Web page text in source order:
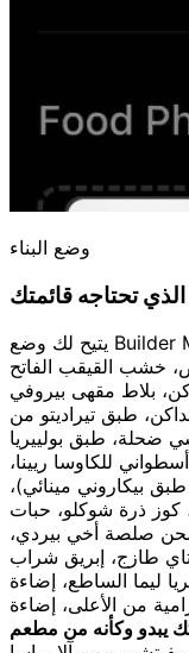
وضع البناء
تحتاجه قائمتك
يتيح لك وضع Builder Mode تأليف مشهد بيروفي كامل قرارًا تلو
خشب القيقب الفاتح
بلاط مقهى بيروفي
طبق تيراديتو من
ضحلة، طبق بولييريا
للكاوسا ريينا،
بيكاروني مينائي)،
ذرة شوكلو، حبات
صلصة أخي بيردي،
طازج، إبريق شراب
ليما الساطع، إضاءة
من الأعلى، إضاءة
يبدو وكأنه من مطعم